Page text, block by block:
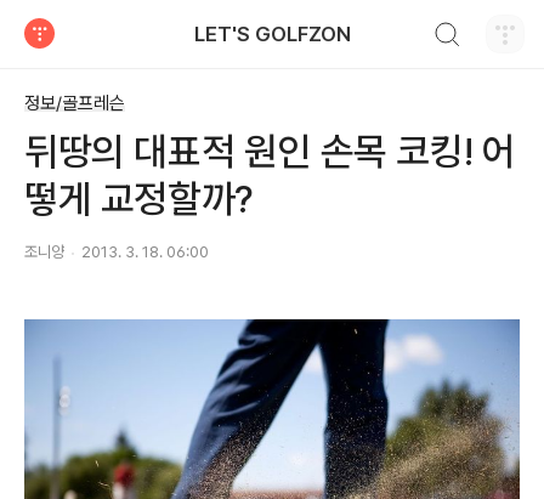
LET'S GOLFZON
정보/골프레슨
뒤땅의 대표적 원인 손목 코킹! 어
떻게 교정할까?
조니양 2013. 3. 18. 06:00